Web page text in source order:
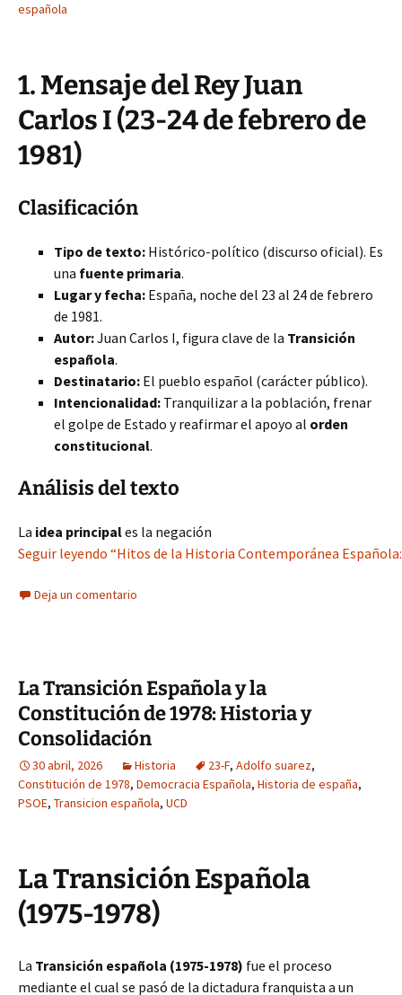
española
1. Mensaje del Rey Juan
Carlos I (23-24 de febrero de
1981)
Clasificación
Tipo de texto: Histórico-político (discurso oficial). Es
una fuente primaria.
Lugar y fecha: España, noche del 23 al 24 de febrero
de 1981.
Autor:Juan Carlos I, figura clave de la Transición
española.
Destinatario: El pueblo español (carácter público).
Intencionalidad: Tranquilizar a la población, frenar
el golpe de Estado y reafirmar el apoyo al orden
constitucional.
Análisis del texto
La idea principales la negación
Seguir leyendo “Hitos de la Historia Contemporánea Española:
Deja un comentario
La Transición Española y la
Constitución de 1978: Historia y
Consolidación
30 abril, 2026 Historia 23-F, Adolfo suarez,
Constitución de 1978, Democracia Española, Historia de españa,
PSOE, Transicion española, UCD
La Transición Española
(1975-1978)
La Transición española (1975-1978) fue el proceso
mediante el cual se pasó de la dictadura franquista a un